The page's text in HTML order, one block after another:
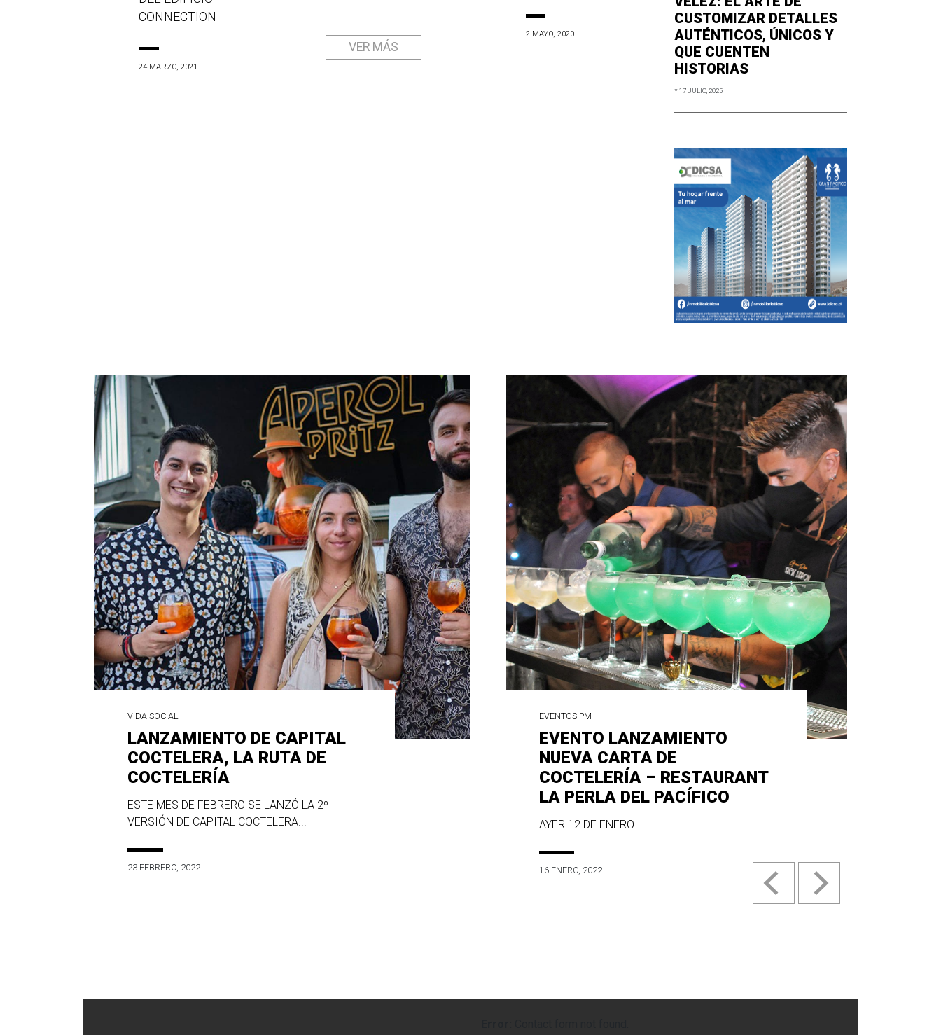
CONNECTION
24 MARZO, 2021
2 MAYO, 2020
VER MÁS
CUSTOMIZAR DETALLES
AUTÉNTICOS, ÚNICOS Y
QUE CUENTEN
HISTORIAS
* 17 JULIO, 2025
VIDA SOCIAL
LANZAMIENTO DE CAPITAL
COCTELERA, LA RUTA DE
COCTELERÍA
ESTE MES DE FEBRERO SE LANZÓ LA 2º
VERSIÓN DE CAPITAL COCTELERA...
23 FEBRERO, 2022
EVENTOS PM
EVENTO LANZAMIENTO
NUEVA CARTA DE
COCTELERÍA – RESTAURANT
LA PERLA DEL PACÍFICO
AYER 12 DE ENERO...
16 ENERO, 2022